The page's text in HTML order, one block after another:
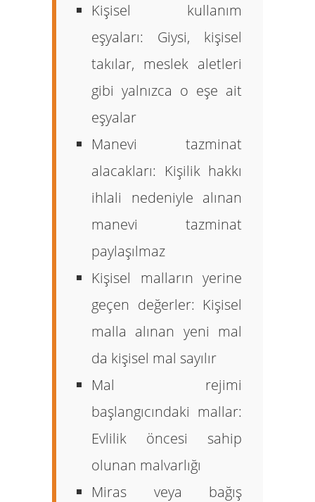
Kişisel kullanım
eşyaları: Giysi, kişisel
takılar, meslek aletleri
gibi yalnızca o eşe ait
eşyalar
Manevi tazminat
alacakları: Kişilik hakkı
ihlali nedeniyle alınan
manevi tazminat
paylaşılmaz
Kişisel malların yerine
geçen değerler: Kişisel
malla alınan yeni mal
da kişisel mal sayılır
Mal rejimi
başlangıcındaki mallar:
Evlilik öncesi sahip
olunan malvarlığı
Miras veya bağış